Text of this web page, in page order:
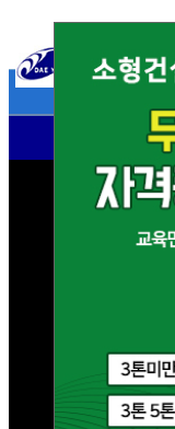
- 대영자